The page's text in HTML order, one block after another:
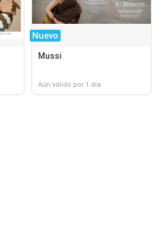
Nuevo
Mussi
Aún válido por 1 día